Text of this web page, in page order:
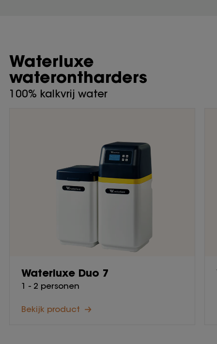
Waterluxe
waterontharders
100% kalkvrij water
Waterluxe Duo 7
1 - 2 personen
Bekijk product